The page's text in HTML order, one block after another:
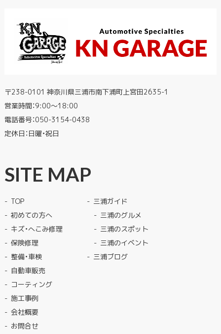
〒238-0101 神奈川県三浦市南下浦町上宮田2635-1
営業時間：9:00〜18:00
電話番号：050-3154-0438
定休日：日曜・祝日
SITE MAP
TOP
初めての方へ
キズ・へこみ修理
保険修理
整備・車検
自動車販売
コーティング
施工事例
会社概要
お問合せ
三浦ガイド
三浦のグルメ
三浦のスポット
三浦のイベント
三浦ブログ